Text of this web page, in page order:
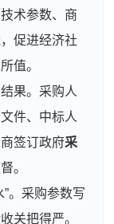
术参数、商
促进经济社
值。
果。采购人
件、中标人
签订政府采
。
。采购参数写
关把得严。